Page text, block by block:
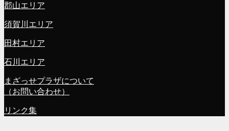
郡山エリア
須賀川エリア
田村エリア
石川エリア
まざっせプラザについて
（お問い合わせ）
リンク集